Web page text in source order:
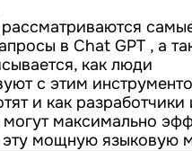
рассматриваются
в Chat GPT , а
как люди
с этим
и как разработчики
могут максимально
эту мощную языковую